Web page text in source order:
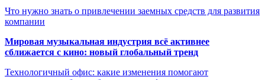
Что нужно знать о привлечении заемных средств для развития
компании
Мировая музыкальная индустрия всё активнее
сближается с кино: новый глобальный тренд
Технологичный офис: какие изменения помогают